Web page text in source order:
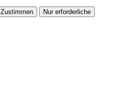
Zustimmen Nur erforderliche